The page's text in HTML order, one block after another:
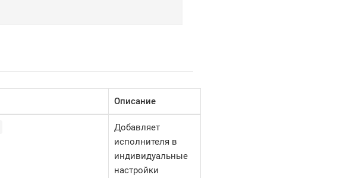
Описание
Добавляет
исполнителя в
индивидуальные
настройки